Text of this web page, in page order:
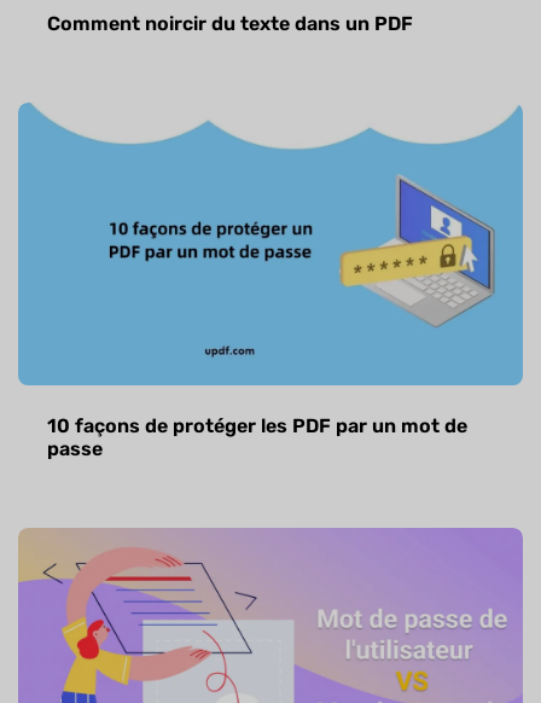
Comment noircir du texte dans un PDF
10 façons de protéger les PDF par un mot de
passe